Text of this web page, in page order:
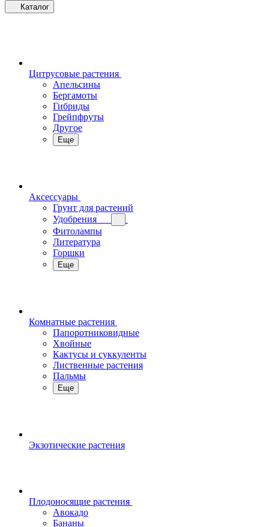
Каталог
Цитрусовые растения
Апельсины
Бергамоты
Гибриды
Грейпфруты
Другое
Еще
Аксессуары
Грунт для растений
Удобрения
Фитолампы
Литература
Горшки
Еще
Комнатные растения
Папоротниковидные
Хвойные
Кактусы и суккуленты
Лиственные растения
Пальмы
Еще
Экзотические растения
Плодоносящие растения
Авокадо
Бананы